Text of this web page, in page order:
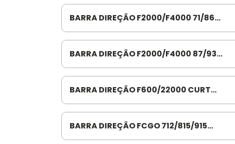
BARRA DIREÇÃO F2000/F4000 71/86
LONG BD2207
BARRA DIREÇÃO F2000/F4000 87/93
LONGA BD3207
BARRA DIREÇÃO F600/22000 CURT
71/97 BD-1173 424MM
BARRA DIREÇÃO FCGO 712/815/915
BD5003